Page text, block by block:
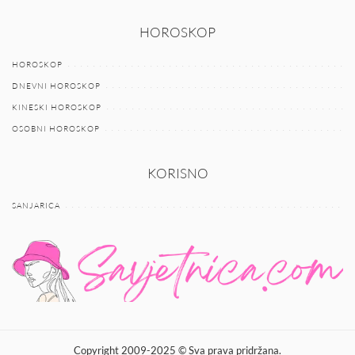
HOROSKOP
HOROSKOP
DNEVNI HOROSKOP
KINESKI HOROSKOP
OSOBNI HOROSKOP
KORISNO
SANJARICA
Copyright 2009-2025 © Sva prava pridržana.